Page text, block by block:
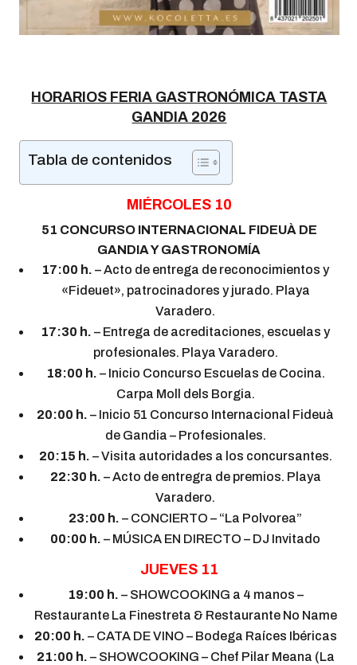
HORARIOS FERIA GASTRONÓMICA TASTA
GANDIA 2026
Tabla de contenidos
MIÉRCOLES 10
51 CONCURSO INTERNACIONAL FIDEUÀ DE
GANDIA Y GASTRONOMÍA
17:00 h. – Acto de entrega de reconocimientos y
«Fideuet», patrocinadores y jurado. Playa
Varadero.
17:30 h. – Entrega de acreditaciones, escuelas y
profesionales. Playa Varadero.
18:00 h. – Inicio Concurso Escuelas de Cocina.
Carpa Moll dels Borgia.
20:00 h. – Inicio 51 Concurso Internacional Fideuà
de Gandia – Profesionales.
20:15 h. – Visita autoridades a los concursantes.
22:30 h. – Acto de entregra de premios. Playa
Varadero.
23:00 h. – CONCIERTO – “La Polvorea”
00:00 h. – MÚSICA EN DIRECTO – DJ Invitado
JUEVES 11
19:00 h. – SHOWCOOKING a 4 manos –
Restaurante La Finestreta & Restaurante No Name
20:00 h. – CATA DE VINO – Bodega Raíces Ibéricas
21:00 h. – SHOWCOOKING – Chef Pilar Meana (La